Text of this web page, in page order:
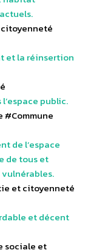
et la réinsertion
public.
#Commune
de l’espace
de tous et
vulnérables.
et citoyenneté
et décent
sociale et